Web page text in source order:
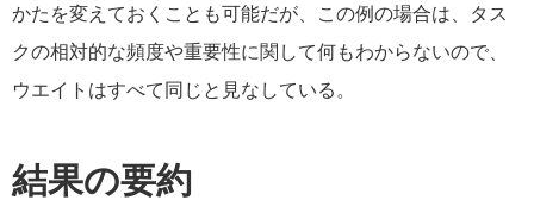
かたを変えておくことも可能だが、この例の場合は、タス
クの相対的な頻度や重要性に関して何もわからないので、
ウエイトはすべて同じと見なしている。
結果の要約